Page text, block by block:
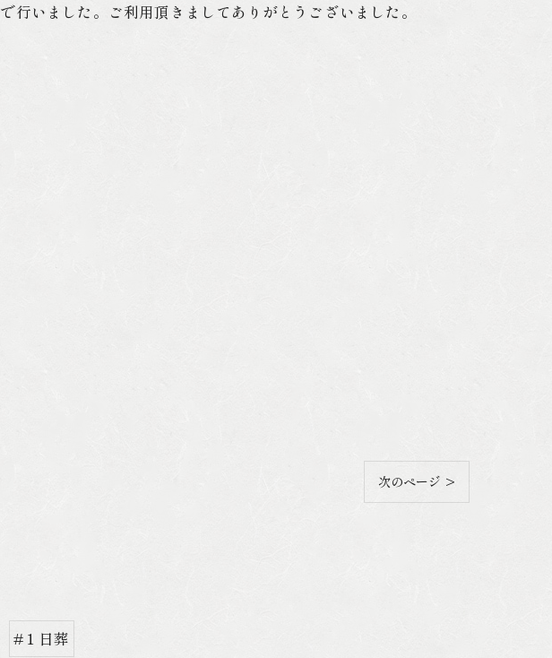
いました。ご利用頂きましてありがとうございました。
次のページ >
#１日葬